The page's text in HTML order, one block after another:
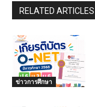
RELATED ARTICLES
ข่าวการศึกษา